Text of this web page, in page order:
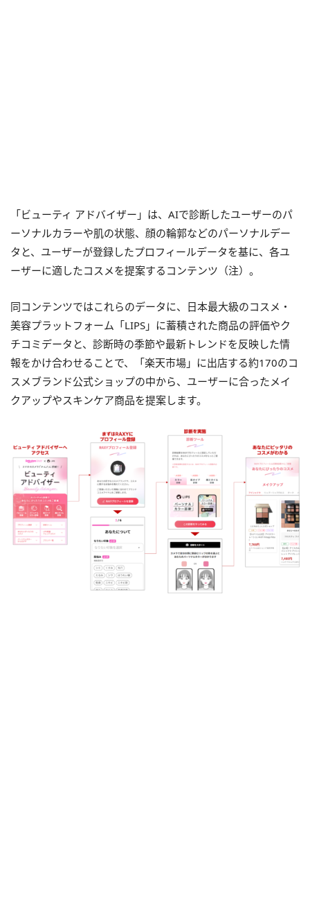
「ビューティ アドバイザー」は、AIで診断したユーザーのパ
ーソナルカラーや肌の状態、顔の輪郭などのパーソナルデー
タと、ユーザーが登録したプロフィールデータを基に、各ユ
ーザーに適したコスメを提案するコンテンツ（注）。
同コンテンツではこれらのデータに、日本最大級のコスメ・
美容プラットフォーム「LIPS」に蓄積された商品の評価やク
チコミデータと、診断時の季節や最新トレンドを反映した情
報をかけ合わせることで、「楽天市場」に出店する約170のコ
スメブランド公式ショップの中から、ユーザーに合ったメイ
クアップやスキンケア商品を提案します。